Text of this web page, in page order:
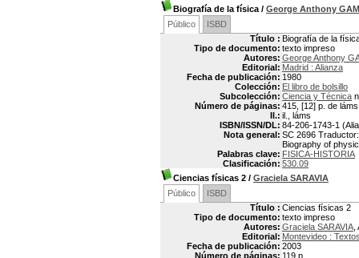
Biografía de la física / George Anthony
Público
ISBD
Título : Biografía de la
Tipo de documento: texto impreso
Autores: George Anthony
Editorial: Madrid : Alianza
Fecha de publicación: 1980
Colección: El libro de bolsillo
Subcolección: Ciencia y Técnica
Número de páginas: 415, [12] p. de láms
Il.: il., láms
ISBN/ISSN/DL: 84-206-1743-1
Nota general: SC 2696
Biography of
Palabras clave: FISICA-HISTORIA
Clasificación: 530.09
Ciencias físicas 2 / Graciela SARAVIA
Público
ISBD
Título : Ciencias físicas 2
Tipo de documento: texto impreso
Autores: Graciela SARAVIA
Editorial: Montevideo :
Fecha de publicación: 2003
Número de páginas: 119 p